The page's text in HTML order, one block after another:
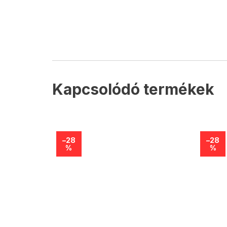
Kapcsolódó termékek
–28
%
–28
%